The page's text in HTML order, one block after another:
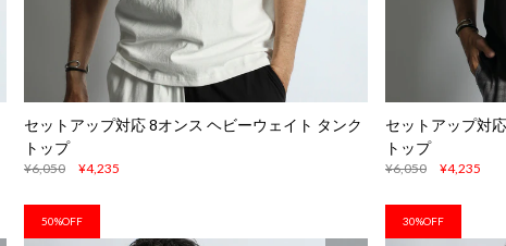
セットアップ対応 8オンス ヘビーウェイト タンク
トップ
¥6,050 ¥4,235
セットアップ対
トップ
¥6,050 ¥4,235
50%OFF 30%OFF